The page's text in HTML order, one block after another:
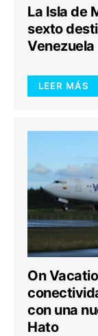
La Isla de
sexto
Venezuela
LEER MÁS
On
con una
Hato